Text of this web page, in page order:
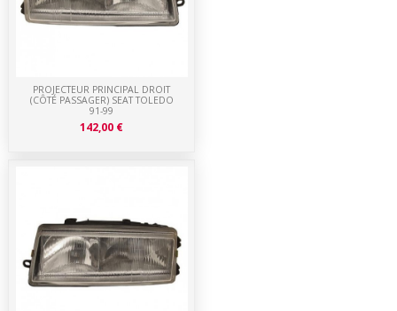
PROJECTEUR PRINCIPAL DROIT
(CÔTÉ PASSAGER) SEAT TOLEDO
91-99
142,00 €